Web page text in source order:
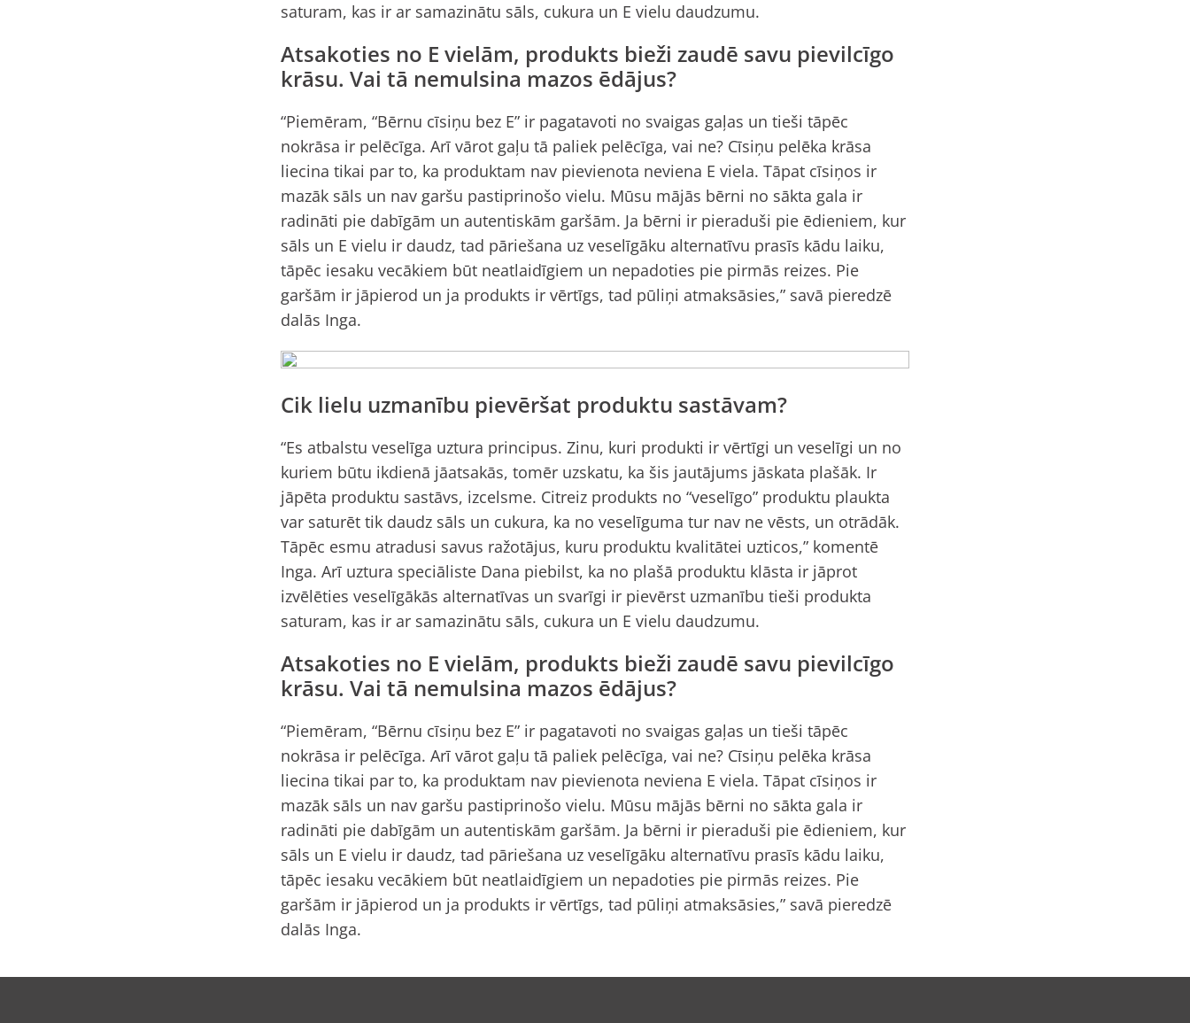
saturam, kas ir ar samazinātu sāls, cukura un E vielu daudzumu.
Atsakoties no E vielām, produkts bieži zaudē savu pievilcīgo
krāsu. Vai tā nemulsina mazos ēdājus?
“Piemēram, “Bērnu cīsiņu bez E” ir pagatavoti no svaigas gaļas un tieši tāpēc
nokrāsa ir pelēcīga. Arī vārot gaļu tā paliek pelēcīga, vai ne? Cīsiņu pelēka krāsa
liecina tikai par to, ka produktam nav pievienota neviena E viela. Tāpat cīsiņos ir
mazāk sāls un nav garšu pastiprinošo vielu. Mūsu mājās bērni no sākta gala ir
radināti pie dabīgām un autentiskām garšām. Ja bērni ir pieraduši pie ēdieniem, kur
sāls un E vielu ir daudz, tad pāriešana uz veselīgāku alternatīvu prasīs kādu laiku,
tāpēc iesaku vecākiem būt neatlaidīgiem un nepadoties pie pirmās reizes. Pie
garšām ir jāpierod un ja produkts ir vērtīgs, tad pūliņi atmaksāsies,” savā pieredzē
dalās Inga.
Cik lielu uzmanību pievēršat produktu sastāvam?
“Es atbalstu veselīga uztura principus. Zinu, kuri produkti ir vērtīgi un veselīgi un no
kuriem būtu ikdienā jāatsakās, tomēr uzskatu, ka šis jautājums jāskata plašāk. Ir
jāpēta produktu sastāvs, izcelsme. Citreiz produkts no “veselīgo” produktu plaukta
var saturēt tik daudz sāls un cukura, ka no veselīguma tur nav ne vēsts, un otrādāk.
Tāpēc esmu atradusi savus ražotājus, kuru produktu kvalitātei uzticos,” komentē
Inga. Arī uztura speciāliste Dana piebilst, ka no plašā produktu klāsta ir jāprot
izvēlēties veselīgākās alternatīvas un svarīgi ir pievērst uzmanību tieši produkta
saturam, kas ir ar samazinātu sāls, cukura un E vielu daudzumu.
Atsakoties no E vielām, produkts bieži zaudē savu pievilcīgo
krāsu. Vai tā nemulsina mazos ēdājus?
“Piemēram, “Bērnu cīsiņu bez E” ir pagatavoti no svaigas gaļas un tieši tāpēc
nokrāsa ir pelēcīga. Arī vārot gaļu tā paliek pelēcīga, vai ne? Cīsiņu pelēka krāsa
liecina tikai par to, ka produktam nav pievienota neviena E viela. Tāpat cīsiņos ir
mazāk sāls un nav garšu pastiprinošo vielu. Mūsu mājās bērni no sākta gala ir
radināti pie dabīgām un autentiskām garšām. Ja bērni ir pieraduši pie ēdieniem, kur
sāls un E vielu ir daudz, tad pāriešana uz veselīgāku alternatīvu prasīs kādu laiku,
tāpēc iesaku vecākiem būt neatlaidīgiem un nepadoties pie pirmās reizes. Pie
garšām ir jāpierod un ja produkts ir vērtīgs, tad pūliņi atmaksāsies,” savā pieredzē
dalās Inga.